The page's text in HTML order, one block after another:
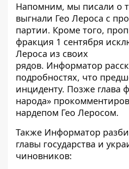
Напомним, мы писали о
выгнали Гео Лероса с
партии. Кроме того,
фракция 1 сентября
Лероса из своих
рядов. Информатор
подробностях, что
инциденту. Позже глава
народа»
нардепом Гео Леросом.
Также Информатор
главы государства и
чиновников: